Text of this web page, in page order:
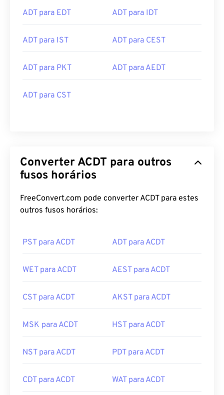
ADT para MST ADT para EST
ADT para EDT ADT para IDT
ADT para IST ADT para CEST
ADT para PKT
fusos horários
PST para ACDT ADT para ACDT
WET para ACDT AEST para ACDT
CST para ACDT AKST para ACDT
MSK para ACDT HST para ACDT
NST para ACDT PDT para ACDT